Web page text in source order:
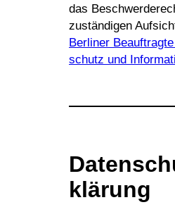
das
zustän­digen
Berliner
schutz und
klä­rung